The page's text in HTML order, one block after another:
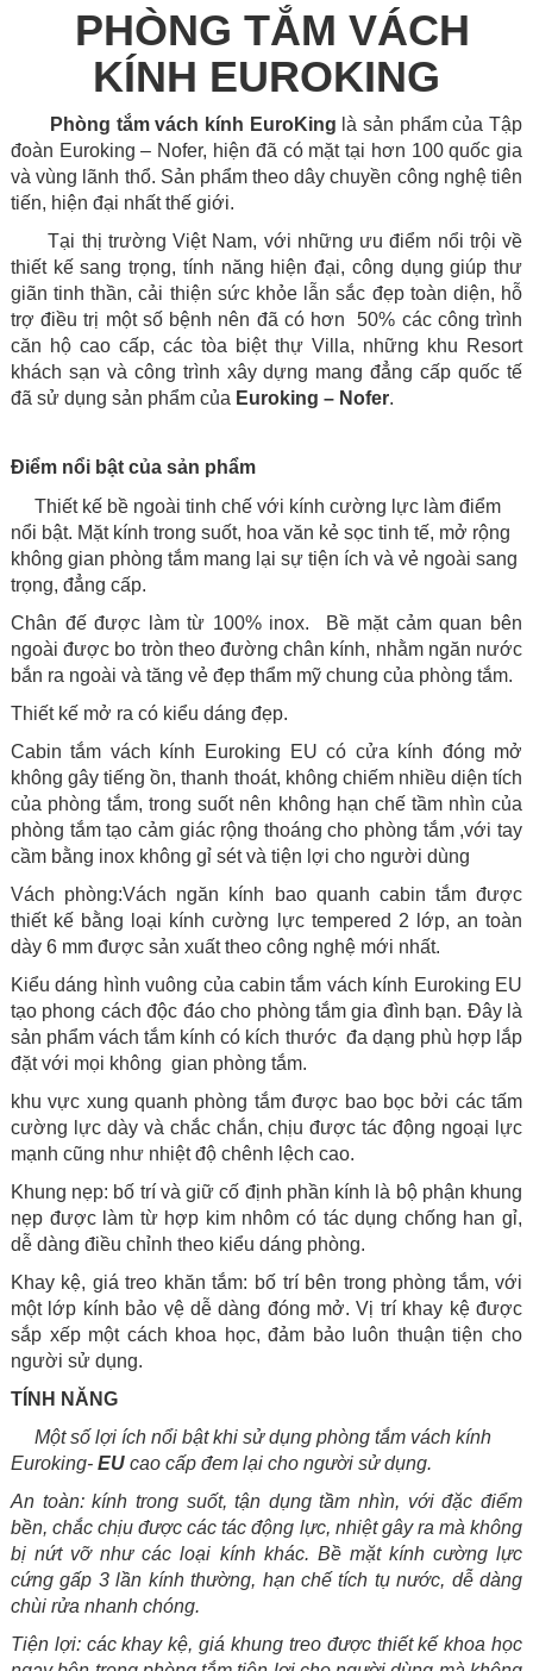
PHÒNG TẮM VÁCH
KÍNH EUROKING
Phòng tắm vách kính EuroKing là sản phẩm của Tập
đoàn Euroking – Nofer, hiện đã có mặt tại hơn 100 quốc gia
và vùng lãnh thổ. Sản phẩm theo dây chuyền công nghệ tiên
tiến, hiện đại nhất thế giới.
Tại thị trường Việt Nam, với những ưu điểm nổi trội về
thiết kế sang trọng, tính năng hiện đại, công dụng giúp thư
giãn tinh thần, cải thiện sức khỏe lẫn sắc đẹp toàn diện, hỗ
trợ điều trị một số bệnh nên đã có hơn 50% các công trình
căn hộ cao cấp, các tòa biệt thự Villa, những khu Resort
khách sạn và công trình xây dựng mang đẳng cấp quốc tế
đã sử dụng sản phẩm của Euroking – Nofer.
Điểm nổi bật của sản phẩm
Thiết kế bề ngoài tinh chế với kính cường lực làm điểm
nổi bật. Mặt kính trong suốt, hoa văn kẻ sọc tinh tế, mở rộng
không gian phòng tắm mang lại sự tiện ích và vẻ ngoài sang
trọng, đẳng cấp.
Chân đế được làm từ 100% inox. Bề mặt cảm quan bên
ngoài được bo tròn theo đường chân kính, nhằm ngăn nước
bắn ra ngoài và tăng vẻ đẹp thẩm mỹ chung của phòng tắm.
Thiết kế mở ra có kiểu dáng đẹp.
Cabin tắm vách kính Euroking EU có cửa kính đóng mở
không gây tiếng ồn, thanh thoát, không chiếm nhiều diện tích
của phòng tắm, trong suốt nên không hạn chế tầm nhìn của
phòng tắm tạo cảm giác rộng thoáng cho phòng tắm ,với tay
cầm bằng inox không gỉ sét và tiện lợi cho người dùng
Vách phòng:Vách ngăn kính bao quanh cabin tắm được
thiết kế bằng loại kính cường lực tempered 2 lớp, an toàn
dày 6 mm được sản xuất theo công nghệ mới nhất.
Kiểu dáng hình vuông của cabin tắm vách kính Euroking EU
tạo phong cách độc đáo cho phòng tắm gia đình bạn. Đây là
sản phẩm vách tắm kính có kích thước đa dạng phù hợp lắp
đặt với mọi không gian phòng tắm.
khu vực xung quanh phòng tắm được bao bọc bởi các tấm
cường lực dày và chắc chắn, chịu được tác động ngoại lực
mạnh cũng như nhiệt độ chênh lệch cao.
Khung nẹp: bố trí và giữ cố định phần kính là bộ phận khung
nẹp được làm từ hợp kim nhôm có tác dụng chống han gỉ,
dễ dàng điều chỉnh theo kiểu dáng phòng.
Khay kệ, giá treo khăn tắm: bố trí bên trong phòng tắm, với
một lớp kính bảo vệ dễ dàng đóng mở. Vị trí khay kệ được
sắp xếp một cách khoa học, đảm bảo luôn thuận tiện cho
người sử dụng.
TÍNH NĂNG
Một số lợi ích nổi bật khi sử dụng phòng tắm vách kính
Euroking- EU cao cấp đem lại cho người sử dụng.
An toàn: kính trong suốt, tận dụng tầm nhìn, với đặc điểm
bền, chắc chịu được các tác động lực, nhiệt gây ra mà không
bị nứt vỡ như các loại kính khác. Bề mặt kính cường lực
cứng gấp 3 lần kính thường, hạn chế tích tụ nước, dễ dàng
chùi rửa nhanh chóng.
Tiện lợi: các khay kệ, giá khung treo được thiết kế khoa học